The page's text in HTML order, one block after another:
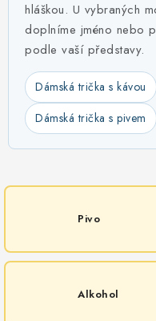
PROVIZNÍ SYSTÉM
O nás Časté otázky
Obchodní podmínky
Zásady zpracování ochrany
Kontakty
hláškou. U vybraných
doplníme jméno nebo
podle vaší představy.
Dámská trička s kávou
Dámská trička s pivem
Pivo
Alkohol